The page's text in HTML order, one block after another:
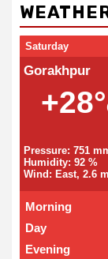
Saturday
Gorakhpur
+28°
Pressure: 751
Humidity: 92 %
Wind: East, 2.6
Morning
Day
Evening